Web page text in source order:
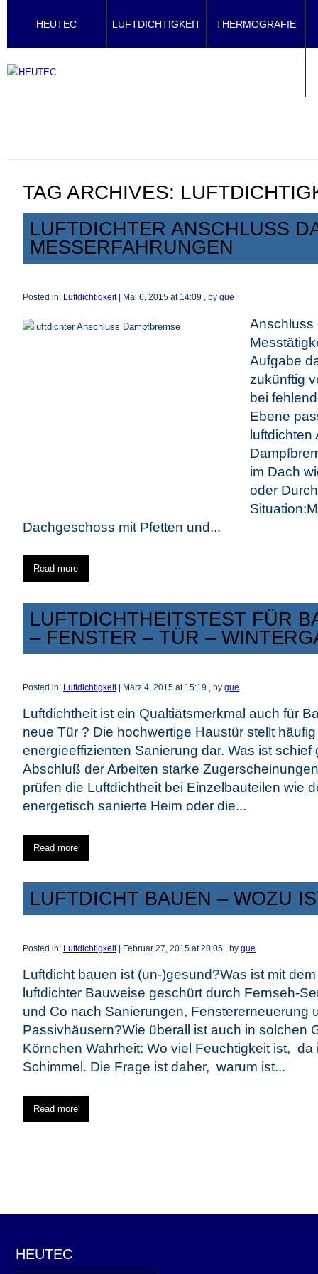
HEUTEC LUFTDICHTIGKEIT THERMOGRAFIE
TAG ARCHIVES:
LUFTDICHTER ANSCHLUSS
MESSERFAHRUNGEN
Posted in: Luftdichtigkeit| Mai 6, 2015 at 14:09 , by gue
Anschluss
Aufgabe
zukünftig
bei
Ebene
luftdichten
im Dach
oder
Dachgeschoss mit Pfetten und...
Read more
LUFTDICHTHEITSTEST FÜR
– FENSTER – TÜR –
Posted in: Luftdichtigkeit| März 4, 2015 at 15:19 , by gue
Luftdichtheit ist ein Qualtiätsmerkmal auch für
neue Tür ? Die hochwertige Haustür stellt
energieeffizienten Sanierung dar. Was ist
Abschluß der Arbeiten starke
prüfen die Luftdichtheit bei Einzelbauteilen wie
energetisch sanierte Heim oder die...
Read more
LUFTDICHT BAUEN – WOZU
Posted in: Luftdichtigkeit| Februar 27, 2015 at 20:05 , by gue
Luftdicht bauen ist (un-)gesund?Was ist mit
luftdichter Bauweise geschürt durch Fernseh-
und Co nach Sanierungen, Fenstererneuerung
Passivhäusern?Wie überall ist auch in solchen
Körnchen Wahrheit: Wo viel Feuchtigkeit ist,
Schimmel. Die Frage ist daher, warum ist...
Read more
HEUTEC